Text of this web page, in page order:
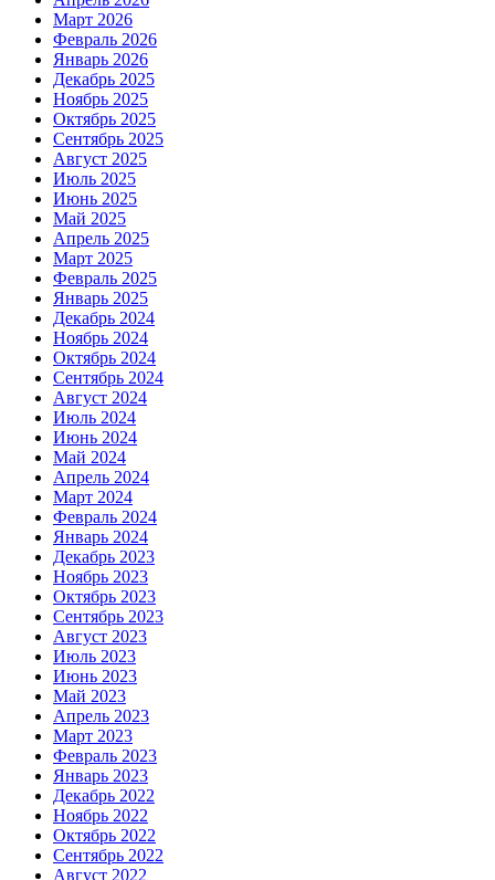
Март 2026
Февраль 2026
Январь 2026
Декабрь 2025
Ноябрь 2025
Октябрь 2025
Сентябрь 2025
Август 2025
Июль 2025
Июнь 2025
Май 2025
Апрель 2025
Март 2025
Февраль 2025
Январь 2025
Декабрь 2024
Ноябрь 2024
Октябрь 2024
Сентябрь 2024
Август 2024
Июль 2024
Июнь 2024
Май 2024
Апрель 2024
Март 2024
Февраль 2024
Январь 2024
Декабрь 2023
Ноябрь 2023
Октябрь 2023
Сентябрь 2023
Август 2023
Июль 2023
Июнь 2023
Май 2023
Апрель 2023
Март 2023
Февраль 2023
Январь 2023
Декабрь 2022
Ноябрь 2022
Октябрь 2022
Сентябрь 2022
Август 2022